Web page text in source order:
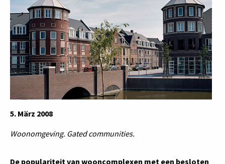
5. März 2008
Woonomgeving. Gated communities.
De populariteit van wooncomplexen met een besloten